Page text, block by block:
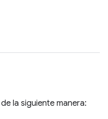
la siguiente manera: